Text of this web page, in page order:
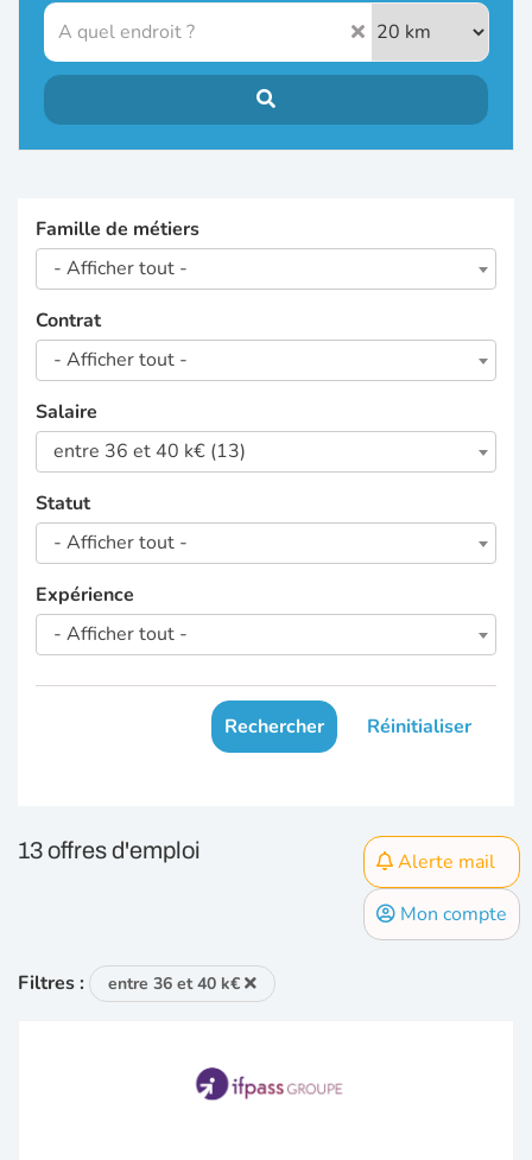
Famille de métiers
- Afficher tout -
Contrat
- Afficher tout -
Salaire
entre 36 et 40 k€ (13)
Statut
- Afficher tout -
Expérience
- Afficher tout -
Rechercher Réinitialiser
13 offres d'emploi
Alerte mail
Mon compte
Filtres : entre 36 et 40 k€